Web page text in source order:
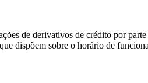
de derivativos de crédito por
dispõem sobre o horário de